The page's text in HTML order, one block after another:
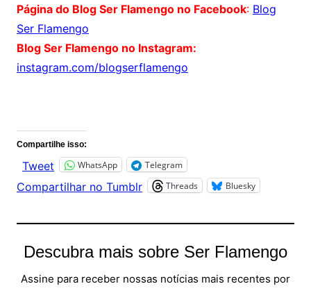
Página do Blog Ser Flamengo no Facebook: Blog
Ser Flamengo
Blog Ser Flamengo no Instagram:
instagram.com/blogserflamengo
Compartilhe isso:
Tweet WhatsApp Telegram
Compartilhar no Tumblr Threads Bluesky
Descubra mais sobre Ser Flamengo
Assine para receber nossas notícias mais recentes por